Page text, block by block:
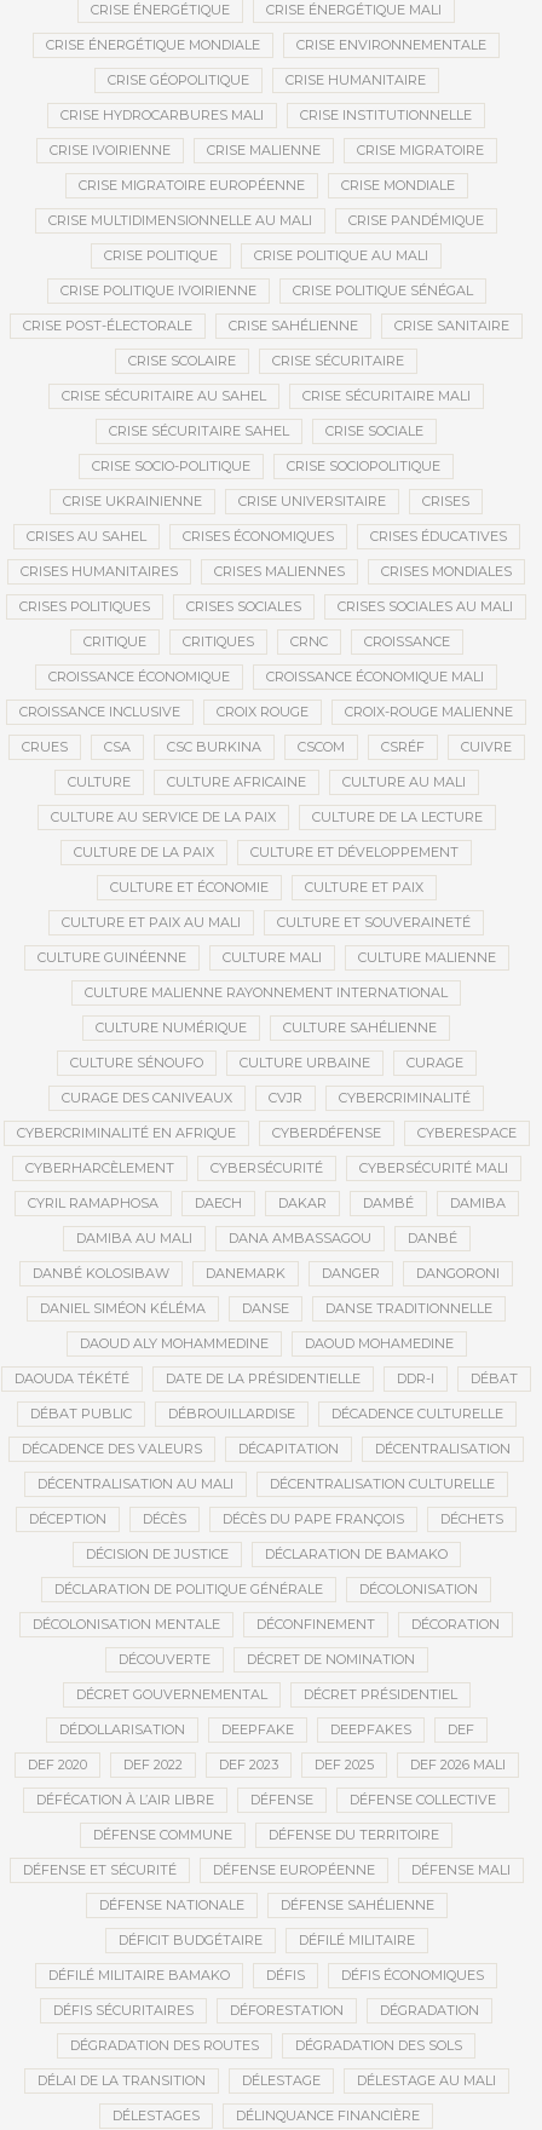
CRISE ÉNERGÉTIQUE CRISE ÉNERGÉTIQUE MALI
CRISE ÉNERGÉTIQUE MONDIALE CRISE ENVIRONNEMENTALE
CRISE GÉOPOLITIQUE CRISE HUMANITAIRE
CRISE HYDROCARBURES MALI CRISE INSTITUTIONNELLE
CRISE IVOIRIENNE CRISE MALIENNE CRISE MIGRATOIRE
CRISE MIGRATOIRE EUROPÉENNE CRISE MONDIALE
CRISE MULTIDIMENSIONNELLE AU MALI CRISE PANDÉMIQUE
CRISE POLITIQUE CRISE POLITIQUE AU MALI
CRISE POLITIQUE IVOIRIENNE CRISE POLITIQUE SÉNÉGAL
CRISE POST-ÉLECTORALE CRISE SAHÉLIENNE CRISE SANITAIRE
CRISE SCOLAIRE CRISE SÉCURITAIRE
CRISE SÉCURITAIRE AU SAHEL CRISE SÉCURITAIRE MALI
CRISE SÉCURITAIRE SAHEL CRISE SOCIALE
CRISE SOCIO-POLITIQUE CRISE SOCIOPOLITIQUE
CRISE UKRAINIENNE CRISE UNIVERSITAIRE CRISES
CRISES AU SAHEL CRISES ÉCONOMIQUES CRISES ÉDUCATIVES
CRISES HUMANITAIRES CRISES MALIENNES CRISES MONDIALES
CRISES POLITIQUES CRISES SOCIALES CRISES SOCIALES AU MALI
CRITIQUE CRITIQUES CRNC CROISSANCE
CROISSANCE ÉCONOMIQUE CROISSANCE ÉCONOMIQUE MALI
CROISSANCE INCLUSIVE CROIX ROUGE CROIX-ROUGE MALIENNE
CRUES CSA CSC BURKINA CSCOM CSRÉF CUIVRE
CULTURE CULTURE AFRICAINE CULTURE AU MALI
CULTURE AU SERVICE DE LA PAIX CULTURE DE LA LECTURE
CULTURE DE LA PAIX CULTURE ET DÉVELOPPEMENT
CULTURE ET ÉCONOMIE CULTURE ET PAIX
CULTURE ET PAIX AU MALI CULTURE ET SOUVERAINETÉ
CULTURE GUINÉENNE CULTURE MALI CULTURE MALIENNE
CULTURE MALIENNE RAYONNEMENT INTERNATIONAL
CULTURE NUMÉRIQUE CULTURE SAHÉLIENNE
CULTURE SÉNOUFO CULTURE URBAINE CURAGE
CURAGE DES CANIVEAUX CVJR CYBERCRIMINALITÉ
CYBERCRIMINALITÉ EN AFRIQUE CYBERDÉFENSE CYBERESPACE
CYBERHARCÈLEMENT CYBERSÉCURITÉ CYBERSÉCURITÉ MALI
CYRIL RAMAPHOSA DAECH DAKAR DAMBÉ DAMIBA
DAMIBA AU MALI DANA AMBASSAGOU DANBÉ
DANBÉ KOLOSIBAW DANEMARK DANGER DANGORONI
DANIEL SIMÉON KÉLÉMA DANSE DANSE TRADITIONNELLE
DAOUD ALY MOHAMMEDINE DAOUD MOHAMEDINE
DAOUDA TÉKÉTÉ DATE DE LA PRÉSIDENTIELLE DDR-I DÉBAT
DÉBAT PUBLIC DÉBROUILLARDISE DÉCADENCE CULTURELLE
DÉCADENCE DES VALEURS DÉCAPITATION DÉCENTRALISATION
DÉCENTRALISATION AU MALI DÉCENTRALISATION CULTURELLE
DÉCEPTION DÉCÈS DÉCÈS DU PAPE FRANÇOIS DÉCHETS
DÉCISION DE JUSTICE DÉCLARATION DE BAMAKO
DÉCLARATION DE POLITIQUE GÉNÉRALE DÉCOLONISATION
DÉCOLONISATION MENTALE DÉCONFINEMENT DÉCORATION
DÉCOUVERTE DÉCRET DE NOMINATION
DÉCRET GOUVERNEMENTAL DÉCRET PRÉSIDENTIEL
DÉDOLLARISATION DEEPFAKE DEEPFAKES DEF
DEF 2020 DEF 2022 DEF 2023 DEF 2025 DEF 2026 MALI
DÉFÉCATION À L’AIR LIBRE DÉFENSE DÉFENSE COLLECTIVE
DÉFENSE COMMUNE DÉFENSE DU TERRITOIRE
DÉFENSE ET SÉCURITÉ DÉFENSE EUROPÉENNE DÉFENSE MALI
DÉFENSE NATIONALE DÉFENSE SAHÉLIENNE
DÉFICIT BUDGÉTAIRE DÉFILÉ MILITAIRE
DÉFILÉ MILITAIRE BAMAKO DÉFIS DÉFIS ÉCONOMIQUES
DÉFIS SÉCURITAIRES DÉFORESTATION DÉGRADATION
DÉGRADATION DES ROUTES DÉGRADATION DES SOLS
DÉLAI DE LA TRANSITION DÉLESTAGE DÉLESTAGE AU MALI
DÉLESTAGES DÉLINQUANCE FINANCIÈRE